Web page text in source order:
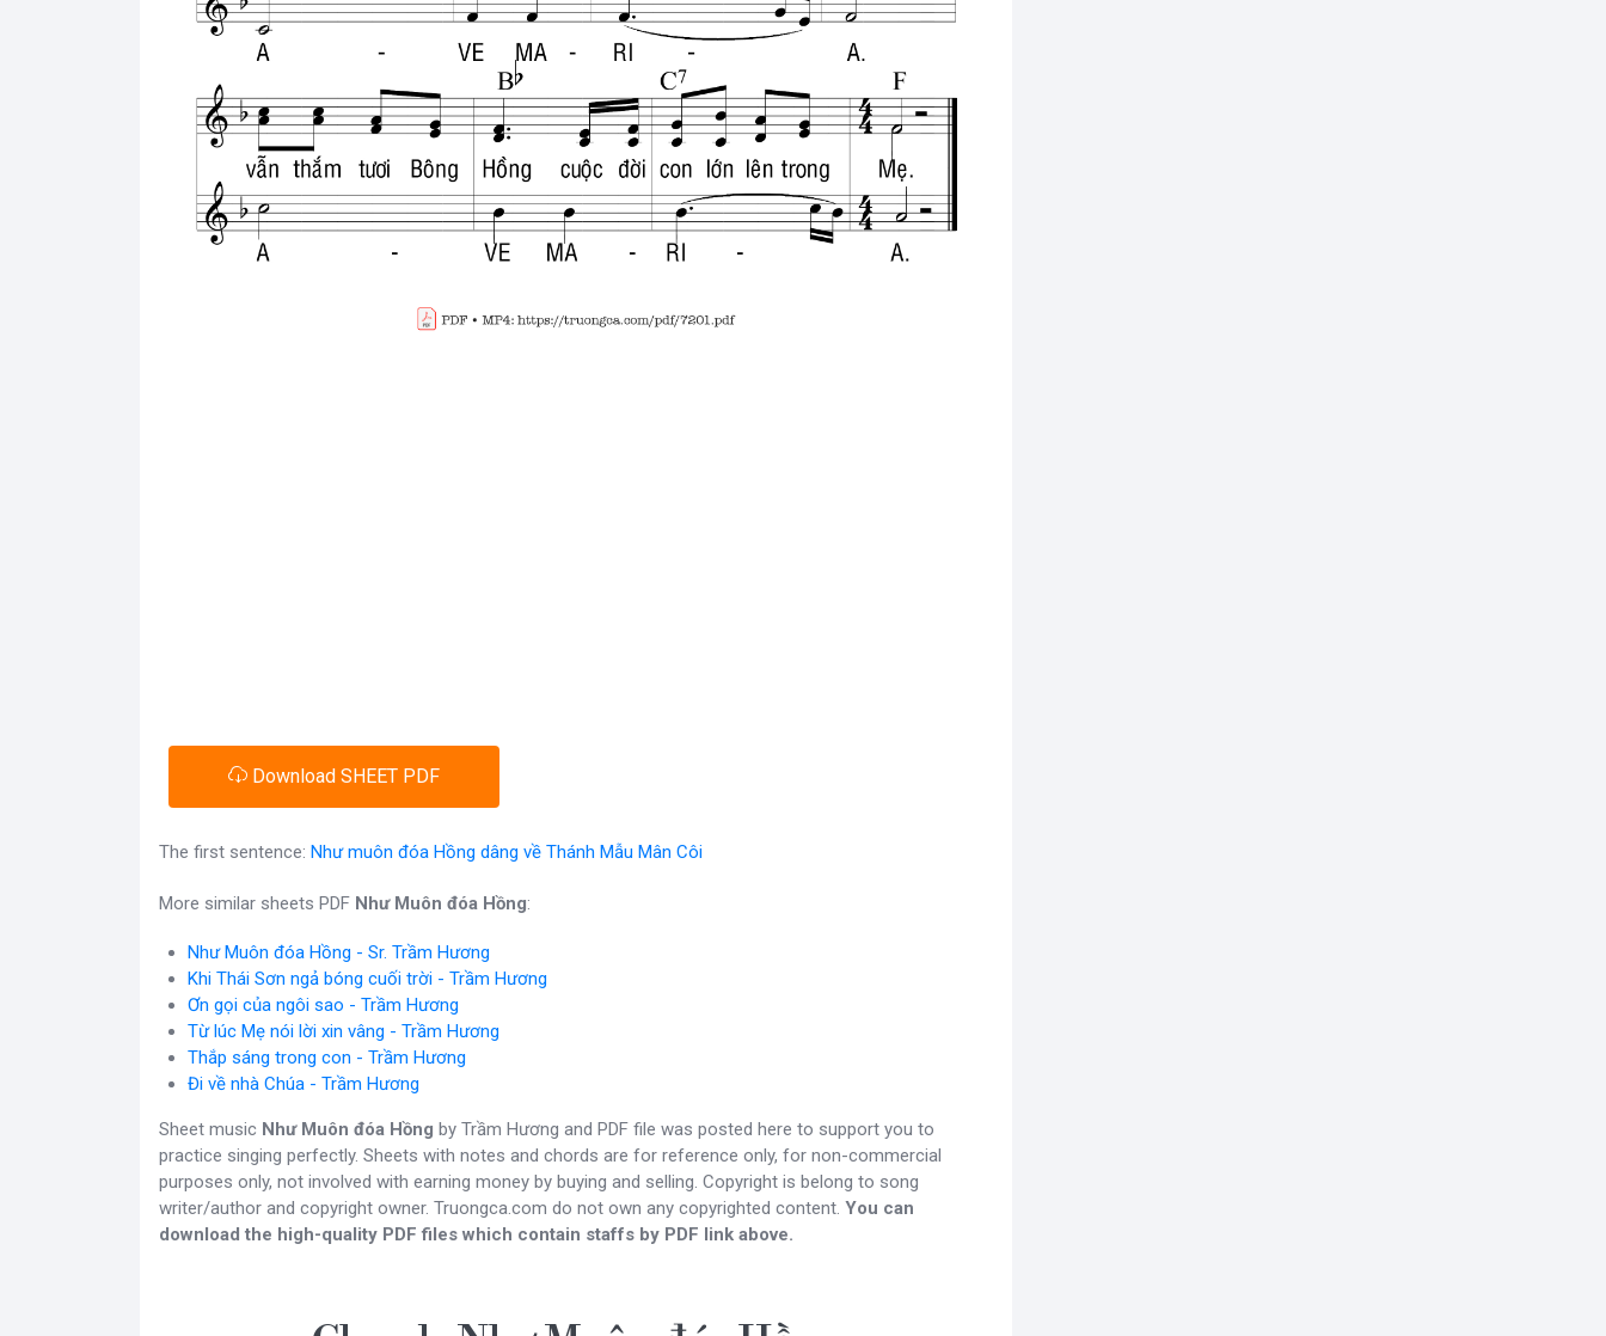
Download SHEET PDF
The first sentence: Như muôn đóa Hồng dâng về Thánh Mẫu Mân Côi
More similar sheets PDF Như Muôn đóa Hồng:
Như Muôn đóa Hồng - Sr. Trầm Hương
Khi Thái Sơn ngả bóng cuối trời - Trầm Hương
Ơn gọi của ngôi sao - Trầm Hương
Từ lúc Mẹ nói lời xin vâng - Trầm Hương
Thắp sáng trong con - Trầm Hương
Đi về nhà Chúa - Trầm Hương
Sheet music Như Muôn đóa Hồng by Trầm Hương and PDF file was posted here to support you to
practice singing perfectly. Sheets with notes and chords are for reference only, for non-commercial
purposes only, not involved with earning money by buying and selling. Copyright is belong to song
writer/author and copyright owner. Truongca.com do not own any copyrighted content. You can
download the high-quality PDF files which contain staffs by PDF link above.